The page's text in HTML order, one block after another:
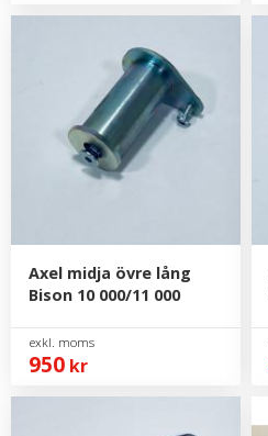
Axel midja övre lång
Bison 10 000/11 000
950 kr